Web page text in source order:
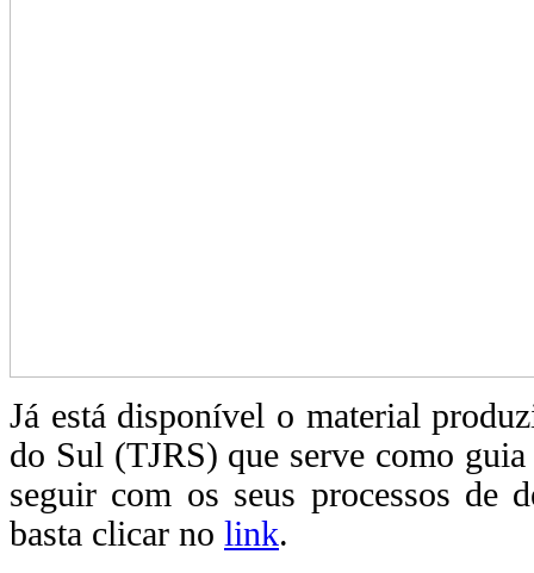
Já está disponível o material
do Sul (TJRS) que serve como
seguir com os seus processos de
basta clicar no link.